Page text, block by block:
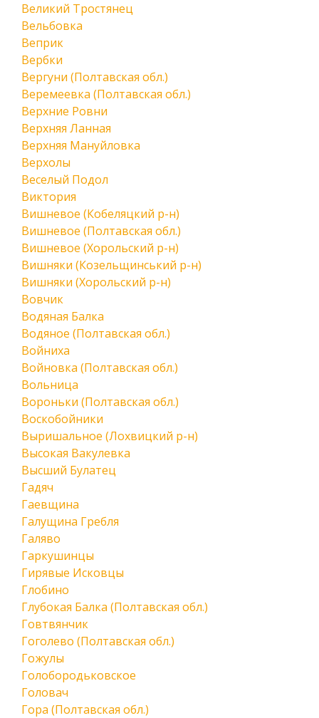
Великий Тростянец
Вельбовка
Веприк
Вербки
Вергуни (Полтавская обл.)
Веремеевка (Полтавская обл.)
Верхние Ровни
Верхняя Ланная
Верхняя Мануйловка
Верхолы
Веселый Подол
Виктория
Вишневое (Кобеляцкий р-н)
Вишневое (Полтавская обл.)
Вишневое (Хорольский р-н)
Вишняки (Козельщинський р-н)
Вишняки (Хорольский р-н)
Вовчик
Водяная Балка
Водяное (Полтавская обл.)
Войниха
Войновка (Полтавская обл.)
Вольница
Вороньки (Полтавская обл.)
Воскобойники
Выришальное (Лохвицкий р-н)
Высокая Вакулевка
Высший Булатец
Гадяч
Гаевщина
Галущина Гребля
Галяво
Гаркушинцы
Гирявые Исковцы
Глобино
Глубокая Балка (Полтавская обл.)
Говтвянчик
Гоголево (Полтавская обл.)
Гожулы
Голобородьковское
Головач
Гора (Полтавская обл.)